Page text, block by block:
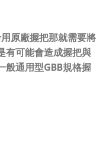
原廠握把那就需要將
有可能會造成握把與
般通用型GBB規格握